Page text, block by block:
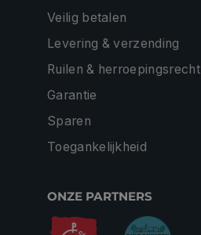
Veilig betalen
Levering & verzending
Ruilen & herroepingsrecht
Garantie
Sparen
Toegankelijkheid
ONZE PARTNERS